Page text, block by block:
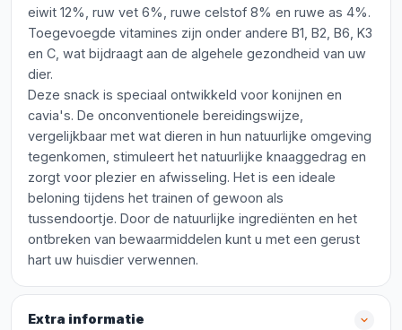
eiwit 12%, ruw vet 6%, ruwe celstof 8% en ruwe as 4%.
Toegevoegde vitamines zijn onder andere B1, B2, B6, K3
en C, wat bijdraagt aan de algehele gezondheid van uw
dier.
Deze snack is speciaal ontwikkeld voor konijnen en
cavia's. De onconventionele bereidingswijze,
vergelijkbaar met wat dieren in hun natuurlijke omgeving
tegenkomen, stimuleert het natuurlijke knaaggedrag en
zorgt voor plezier en afwisseling. Het is een ideale
beloning tijdens het trainen of gewoon als
tussendoortje. Door de natuurlijke ingrediënten en het
ontbreken van bewaarmiddelen kunt u met een gerust
hart uw huisdier verwennen.
Extra informatie